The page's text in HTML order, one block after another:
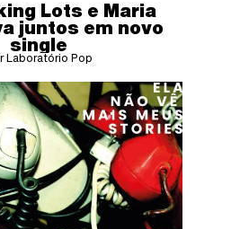
Lots e Maria
juntos em novo
single
Laboratório Pop